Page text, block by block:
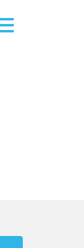
Toggle
navigation